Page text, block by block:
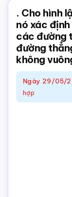
Toán,
trắc
nghiệm
Toán
. Cho hình
nó xác
các đường
đường
không
Ngày 29/05/
hợp